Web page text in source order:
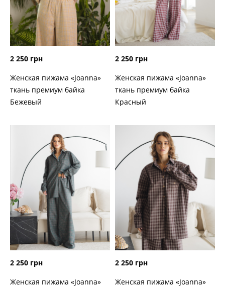
2 250 грн
Женская пижама «Joanna»
ткань премиум байка
Бежевый
2 250 грн
Женская пижама «Joanna»
ткань премиум байка
Красный
2 250 грн
Женская пижама «Joanna»
2 250 грн
Женская пижама «Joanna»